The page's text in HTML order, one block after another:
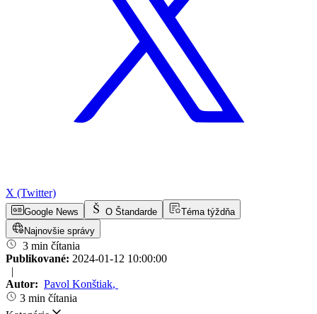
X (Twitter)
Google News O Štandarde
Téma týždňa
Najnovšie správy
3 min čítania
Publikované: 2024-01-12 10:00:00
|
Autor: Pavol Konštiak,
3 min čítania